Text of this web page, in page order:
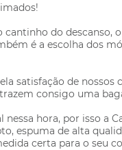
do
é a escolha dos
satisfação de
consigo uma
hora, por isso a
espuma de alta
certa para o seu